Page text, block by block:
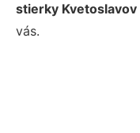
stierky Kvetoslavov
vás.